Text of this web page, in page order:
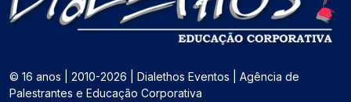
© 16 anos | 2010-2026 | Dialethos Eventos | Agência de
Palestrantes e Educação Corporativa